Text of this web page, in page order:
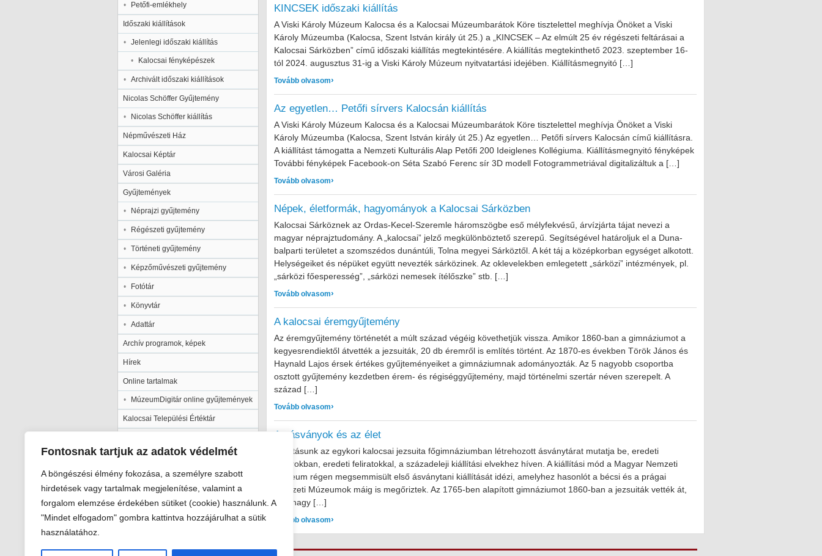
Fontosnak tartjuk az adatok védelmét
A böngészési élmény fokozása, a személyre szabott
hirdetések vagy tartalmak megjelenítése, valamint a
forgalom elemzése érdekében sütiket (cookie) használunk. A
"Mindet elfogadom" gombra kattintva hozzájárulhat a sütik
használatához.
Petőfi-emlékhely
Időszaki kiállítások
Jelenlegi időszaki kiállítás
Kalocsai fényképészek
Archivált időszaki kiállítások
Nicolas Schöffer Gyűjtemény
Nicolas Schöffer kiállítás
Népművészeti Ház
Kalocsai Képtár
Városi Galéria
Gyűjtemények
Néprajzi gyűjtemény
Régészeti gyűjtemény
Történeti gyűjtemény
Képzőművészeti gyűjtemény
Fotótár
Könyvtár
Adattár
Archív programok, képek
Hírek
Online tartalmak
MúzeumDigitár online gyűjtemények
Kalocsai Települési Értéktár
Múzeumpedagógia
Pályázatok
KINCSEK időszaki kiállítás
A Viski Károly Múzeum Kalocsa és a Kalocsai Múzeumbarátok Köre tisztelettel meghívja Önöket a Viski
Károly Múzeumba (Kalocsa, Szent István király út 25.) a „KINCSEK – Az elmúlt 25 év régészeti feltárásai a
Kalocsai Sárközben” című időszaki kiállítás megtekintésére. A kiállítás megtekinthető 2023. szeptember 16-
tól 2024. augusztus 31-ig a Viski Károly Múzeum nyitvatartási idejében. Kiállításmegnyitó […]
Tovább olvasom: KINCSEK időszaki kiállítás
Az egyetlen… Petőfi sírvers Kalocsán kiállítás
A Viski Károly Múzeum Kalocsa és a Kalocsai Múzeumbarátok Köre tisztelettel meghívja Önöket a Viski
Károly Múzeumba (Kalocsa, Szent István király út 25.) Az egyetlen… Petőfi sírvers Kalocsán című kiállításra.
A kiállítást támogatta a Nemzeti Kulturális Alap Petőfi 200 Ideiglenes Kollégiuma. Kiállításmegnyitó fényképek
További fényképek Facebook-on Séta Szabó Ferenc sír 3D modell Fotogrammetriával digitalizáltuk a […]
Tovább olvasom: Az egyetlen… Petőfi sírvers Kalocsán kiállítás
Népek, életformák, hagyományok a Kalocsai Sárközben
Kalocsai Sárköznek az Ordas-Kecel-Szeremle háromszögbe eső mélyfekvésű, árvízjárta tájat nevezi a
magyar néprajztudomány. A „kalocsai” jelző megkülönböztető szerepű. Segítségével határoljuk el a Duna-
balparti területet a szomszédos dunántúli, Tolna megyei Sárköztől. A két táj a középkorban egységet alkotott.
Helységeiket és népüket együtt nevezték sárközinek. Az oklevelekben emlegetett „sárközi” intézmények, pl.
„sárközi főesperesség”, „sárközi nemesek ítélőszke” stb. […]
Tovább olvasom: Népek, életformák, hagyományok a Kalocsai Sárközben
A kalocsai éremgyűjtemény
Az éremgyűjtemény történetét a múlt század végéig követhetjük vissza. Amikor 1860-ban a gimnáziumot a
kegyesrendiektől átvették a jezsuiták, 20 db éremről is említés történt. Az 1870-es években Török János és
Haynald Lajos érsek értékes gyűjteményeiket a gimnáziumnak adományozták. Az 5 nagyobb csoportba
osztott gyűjtemény kezdetben érem- és régiséggyűjtemény, majd történelmi szertár néven szerepelt. A
század […]
Tovább olvasom: A kalocsai éremgyűjtemény
Az ásványok és az élet
Kiállításunk az egykori kalocsai jezsuita főgimnáziumban létrehozott ásványtárat mutatja be, eredeti
bútorokban, eredeti feliratokkal, a századeleji kiállítási elvekhez híven. A kiállítási mód a Magyar Nemzeti
Múzeum régen megsemmisült első ásványtani kiállítását idézi, amelyhez hasonlót a bécsi és a prágai
Nemzeti Múzeumok máig is megőriztek. Az 1765-ben alapított gimnáziumot 1860-ban a jezsuiták vették át,
akik nagy […]
Tovább olvasom: Az ásványok és az élet